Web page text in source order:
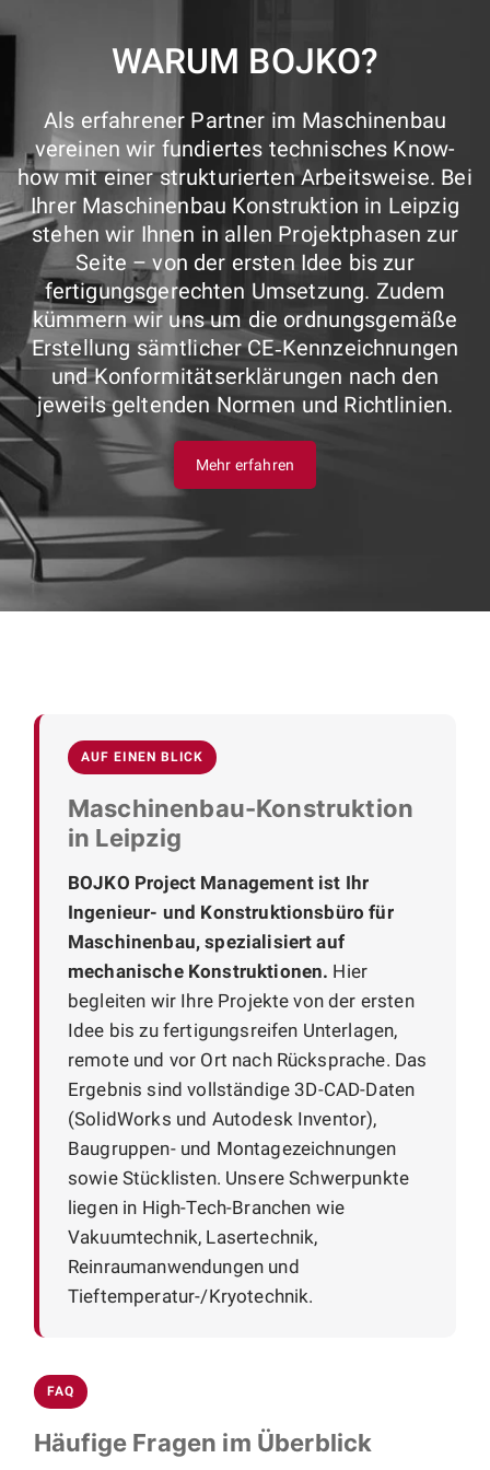
WARUM BOJKO?
Als erfahrener Partner im Maschinenbau
vereinen wir fundiertes technisches Know-
how mit einer strukturierten Arbeitsweise. Bei
Ihrer Maschinenbau Konstruktion in Leipzig
stehen wir Ihnen in allen Projektphasen zur
Seite – von der ersten Idee bis zur
fertigungsgerechten Umsetzung. Zudem
kümmern wir uns um die ordnungsgemäße
Erstellung sämtlicher CE‑Kennzeichnungen
und Konformitätserklärungen nach den
jeweils geltenden Normen und Richtlinien.
Mehr erfahren
AUF EINEN BLICK
Maschinenbau-Konstruktion
in Leipzig
BOJKO Project Management ist Ihr
Ingenieur- und Konstruktionsbüro für
Maschinenbau, spezialisiert auf
mechanische Konstruktionen. Hier
begleiten wir Ihre Projekte von der ersten
Idee bis zu fertigungsreifen Unterlagen,
remote und vor Ort nach Rücksprache. Das
Ergebnis sind vollständige 3D-CAD-Daten
(SolidWorks und Autodesk Inventor),
Baugruppen- und Montagezeichnungen
sowie Stücklisten. Unsere Schwerpunkte
liegen in High-Tech-Branchen wie
Vakuumtechnik, Lasertechnik,
Reinraumanwendungen und
Tieftemperatur-/Kryotechnik.
FAQ
Häufige Fragen im Überblick